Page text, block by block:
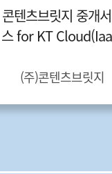
콘텐츠브릿지 중개
스 for KT
(주)콘텐츠브릿지